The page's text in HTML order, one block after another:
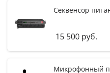
Секвенсор
15 500 руб.
Микрофонный